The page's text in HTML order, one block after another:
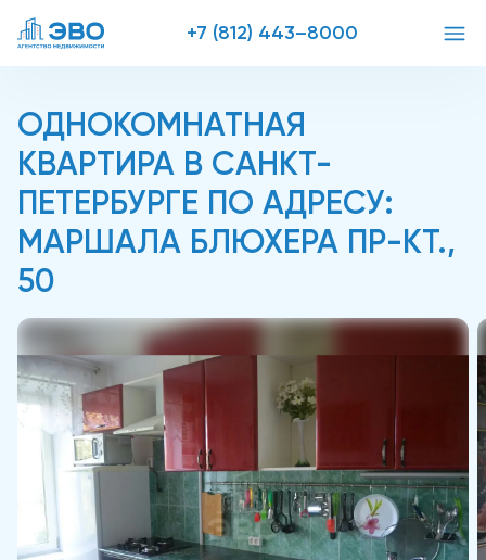
+7 (812) 443–8000
ОДНОКОМНАТНАЯ
КВАРТИРА В САНКТ-
ПЕТЕРБУРГЕ ПО АДРЕСУ:
МАРШАЛА БЛЮХЕРА ПР-КТ.,
50